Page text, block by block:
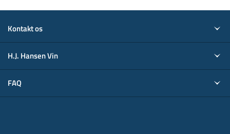
Kontakt os
H.J. Hansen Vin
FAQ